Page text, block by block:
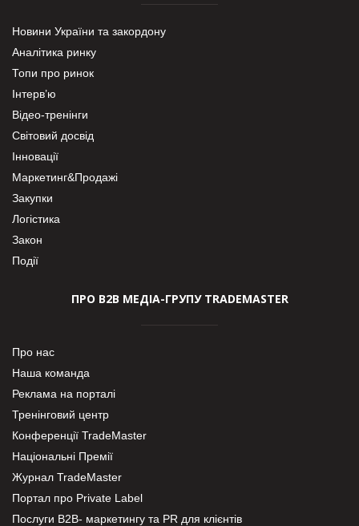
Новини України та закордону
Аналітика ринку
Топи про ринок
Інтерв’ю
Відео-тренінги
Світовий досвід
Інновації
Маркетинг&Продажі
Закупки
Логістика
Закон
Події
ПРО В2В МЕДІА-ГРУПУ TRADEMASTER
Про нас
Наша команда
Реклама на порталі
Тренінговий центр
Конференції TradeMaster
Національні Премії
Журнал TradeMaster
Портал про Private Label
Послуги В2В- маркетингу та PR для клієнтів